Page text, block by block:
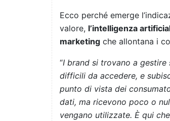
Ecco perché emerge
valore, l’intelligenza
marketing che allontana i
“I brand si trovano a gestire
difficili da accedere, e
punto di vista dei
dati, ma ricevono poco o
vengano utilizzate. È qui